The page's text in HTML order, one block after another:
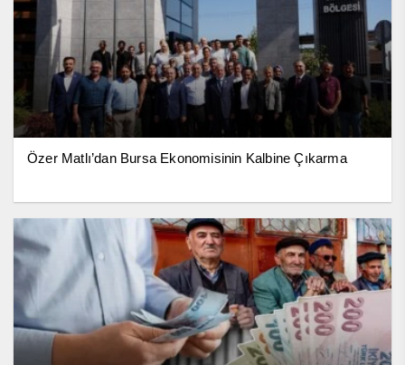
Özer Matlı’dan Bursa Ekonomisinin Kalbine Çıkarma